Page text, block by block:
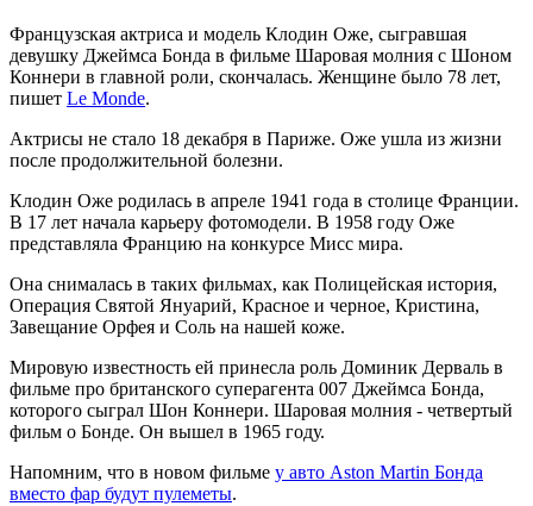
Французская актриса и модель Клодин Оже, сыгравшая
девушку Джеймса Бонда в фильме Шаровая молния с Шоном
Коннери в главной роли, скончалась. Женщине было 78 лет,
пишет Le Monde.
Актрисы не стало 18 декабря в Париже. Оже ушла из жизни
после продолжительной болезни.
Клодин Оже родилась в апреле 1941 года в столице Франции.
В 17 лет начала карьеру фотомодели. В 1958 году Оже
представляла Францию на конкурсе Мисс мира.
Она снималась в таких фильмах, как Полицейская история,
Операция Святой Януарий, Красное и черное, Кристина,
Завещание Орфея и Соль на нашей коже.
Мировую известность ей принесла роль Доминик Дерваль в
фильме про британского суперагента 007 Джеймса Бонда,
которого сыграл Шон Коннери. Шаровая молния - четвертый
фильм о Бонде. Он вышел в 1965 году.
Напомним, что в новом фильме у авто Aston Martin Бонда
вместо фар будут пулеметы.